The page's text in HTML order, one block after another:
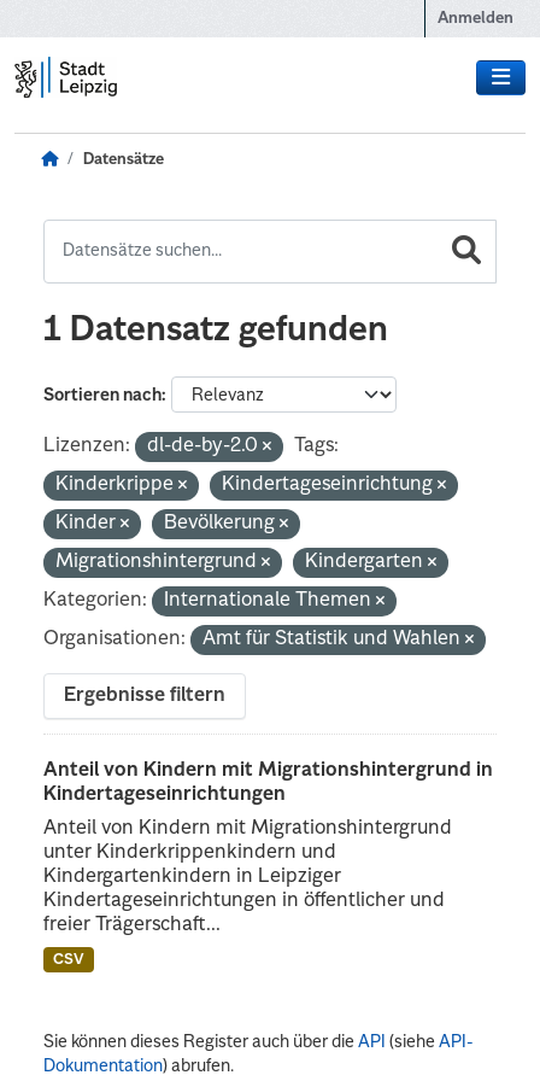
Anmelden
Datensätze
1 Datensatz gefunden
Sortieren nach
Lizenzen: dl-de-by-2.0
Tags:
Kinderkrippe
Kindertageseinrichtung
Kinder
Bevölkerung
Migrationshintergrund
Kindergarten
Kategorien:
Internationale Themen
Organisationen:
Amt für Statistik und Wahlen
Ergebnisse filtern
Anteil von Kindern mit Migrationshintergrund in
Kindertageseinrichtungen
Anteil von Kindern mit Migrationshintergrund
unter Kinderkrippenkindern und
Kindergartenkindern in Leipziger
Kindertageseinrichtungen in öffentlicher und
freier Trägerschaft...
CSV
Sie können dieses Register auch über dieAPI (sieheAPI-
Dokumentation) abrufen.